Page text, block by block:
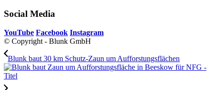
Social Media
YouTube Facebook Instagram
© Copyright - Blunk GmbH
Blunk baut 30 km Schutz-Zaun um Aufforstungsflächen